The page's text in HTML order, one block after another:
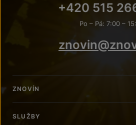
+420 515
Po – Pá: 7:00 –
ZNOVÍN
SLUŽBY